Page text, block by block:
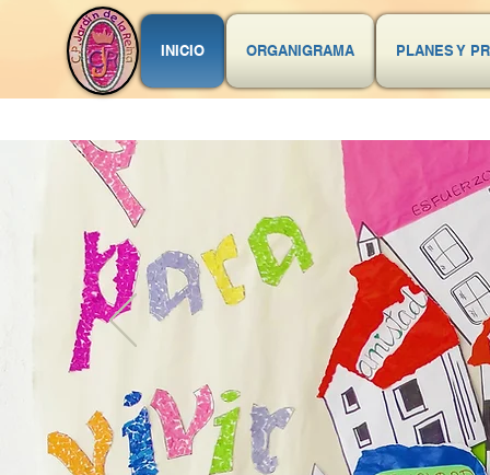
INICIO ORGANIGRAMA PLANES Y